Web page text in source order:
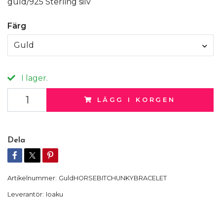
Färg
Guld
I lager.
LÄGG I KORGEN
Dela
Artikelnummer: GuldHORSEBITCHUNKYBRACELET
Leverantör: Ioaku